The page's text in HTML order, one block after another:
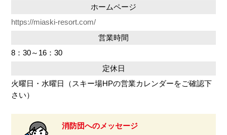
ホームページ
https://miaski-resort.com/
営業時間
8：30～16：30
定休日
火曜日・水曜日（スキー場HPの営業カレンダーをご確認下
さい）
消防団へのメッセージ